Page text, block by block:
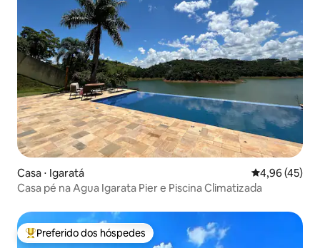
Casa ⋅ Igaratá 4,96 de uma
4,96 (45)
Casa pé na Agua Igarata Pier e Piscina Climatizada
Entre os melhores preferidos dos hóspedes
Preferido dos hóspedes